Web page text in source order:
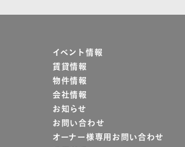
イベント情報
賃貸情報
物件情報
会社情報
お知らせ
お問い合わせ
オーナー様専用お問い合わせ